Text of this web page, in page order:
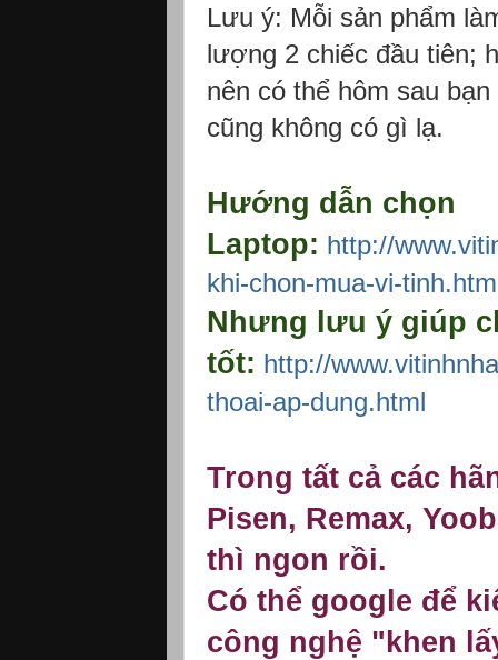
Lưu ý: Mỗi sản phẩm
lượng 2 chiếc đầu tiên;
nên có thể hôm sau
cũng không có gì lạ.
Hướng dẫn chọn
Laptop: http://
khi-chon-mua-vi-
Nhưng lưu ý giúp
tốt: http://
thoai-ap-dung.html
Trong tất cả các
Pisen, Remax,
thì ngon rồi.
Có thể google để
công nghệ "khen